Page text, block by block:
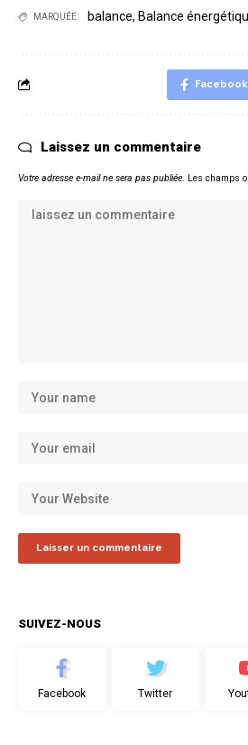
MARQUÉE: balance, Balance
Facebook
Laissez un commentaire
Votre adresse e-mail ne sera pas publiée. Les champs
SUIVEZ-NOUS
Facebook Twitter